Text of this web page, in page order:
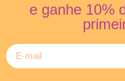
e ganhe 10%